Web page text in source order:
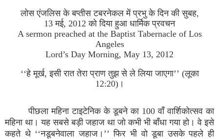
लोस एंजलिस के बप्तीस टबरनेकल में प्रभु के दिन की सुबह,
13 मई, 2012 को दिया हुआ धार्मिक प्रवचन
A sermon preached at the Baptist Tabernacle of Los
Angeles
Lord’s Day Morning, May 13, 2012
‘‘हे मूर्ख, इसी रात तेरा प्राण तुझ से ले लिया जाएगा’’ (लूका
12:20)।
पीछला महिना टाइटेनिक के डूबने का 100 वाँ वार्शिकोत्सव का
महिना था। यह सबसे बड़ी जहाज था जो कभी भी बाँधा गया हो। वे इसे
कहते थे ‘‘नडूबनेवाला जहाज।’’ फिर भी वो डूबा उसके पहले ही